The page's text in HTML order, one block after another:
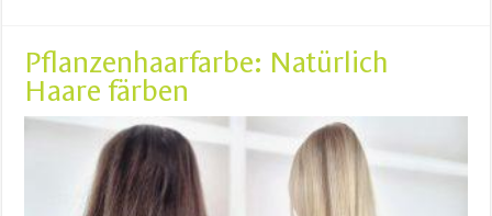
Pflanzenhaarfarbe: Natürlich
Haare färben